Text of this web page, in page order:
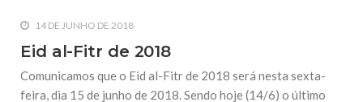
14 DE JUNHO DE 2018
Eid al-Fitr de 2018
Comunicamos que o Eid al-Fitr de 2018 será nesta sexta-
feira, dia 15 de junho de 2018. Sendo hoje (14/6) o último